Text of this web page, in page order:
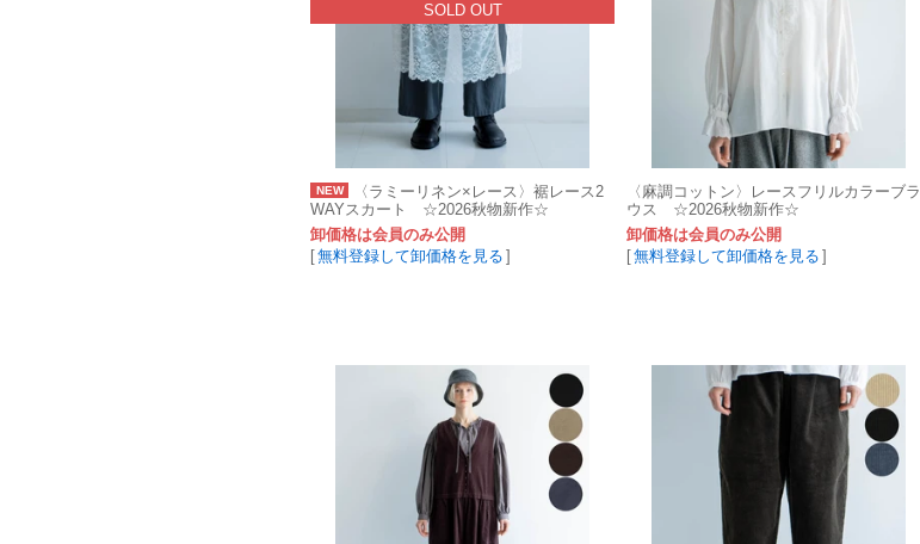
SOLD OUT
NEW
〈ラミーリネン×レース〉裾レース2
WAYスカート ☆2026秋物新作☆
卸価格は会員のみ公開
[無料登録して卸価格を見る ]
〈麻調コットン〉レースフリルカラーブラ
ウス ☆2026秋物新作☆
卸価格は会員のみ公開
[無料登録して卸価格を見る ]